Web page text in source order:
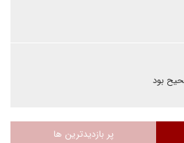
بود
پر بازدیدترین ها